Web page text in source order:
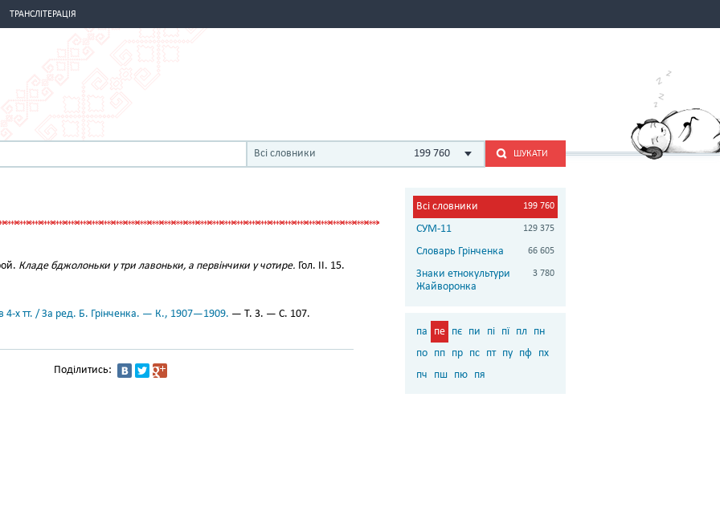
ТРАНСЛІТЕРАЦІЯ
Всі словники 199 760 ШУКАТИ
Кладе бджолоньки у три лавоньки, а первінчики у чотире. Гол. II. 15.
4-х тт. / За ред. Б. Грінченка. — К., 1907—1909. — Т. 3. — С. 107.
Поділитись:
Всі словники 199 760
СУМ-11 129 375
Словарь Грінченка 66 605
Знаки етнокультури
Жайворонка
3 780
па пе пє пи пі пї пл
пн
по пп пр пс пт пу пф пх
пч
пш пю пя